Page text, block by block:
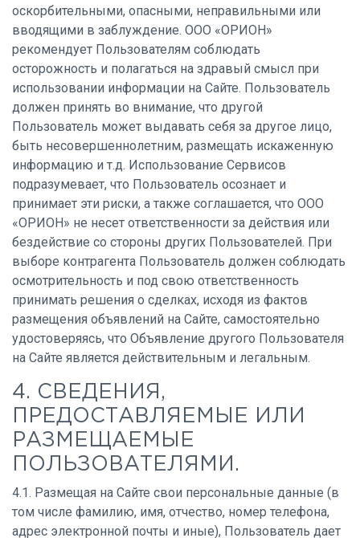
оскорбительными, опасными, неправильными или
вводящими в заблуждение. ООО «ОРИОН»
рекомендует Пользователям соблюдать
осторожность и полагаться на здравый смысл при
использовании информации на Сайте. Пользователь
должен принять во внимание, что другой
Пользователь может выдавать себя за другое лицо,
быть несовершеннолетним, размещать искаженную
информацию и т.д. Использование Сервисов
подразумевает, что Пользователь осознает и
принимает эти риски, а также соглашается, что ООО
«ОРИОН» не несет ответственности за действия или
бездействие со стороны других Пользователей. При
выборе контрагента Пользователь должен соблюдать
осмотрительность и под свою ответственность
принимать решения о сделках, исходя из фактов
размещения объявлений на Сайте, самостоятельно
удостоверяясь, что Объявление другого Пользователя
на Сайте является действительным и легальным.
4. СВЕДЕНИЯ,
ПРЕДОСТАВЛЯЕМЫЕ ИЛИ
РАЗМЕЩАЕМЫЕ
ПОЛЬЗОВАТЕЛЯМИ.
4.1. Размещая на Сайте свои персональные данные (в
том числе фамилию, имя, отчество, номер телефона,
адрес электронной почты и иные), Пользователь дает